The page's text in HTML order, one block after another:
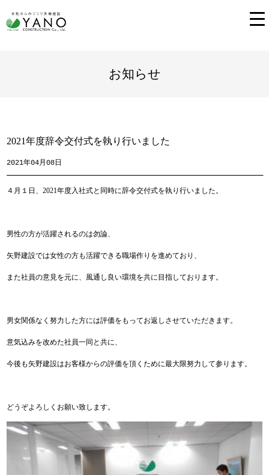
お知らせ
2021年度辞令交付式を執り行いました
2021年04月08日
４月１日、2021年度入社式と同時に辞令交付式を執り行いました。
男性の方が活躍されるのは勿論、
矢野建設では女性の方も活躍できる職場作りを進めており、
また社員の意見を元に、風通し良い環境を共に目指しております。
男女関係なく努力した方には評価をもってお返しさせていただきます。
意気込みを改めた社員一同と共に、
今後も矢野建設はお客様からの評価を頂くために最大限努力して参ります。
どうぞよろしくお願い致します。